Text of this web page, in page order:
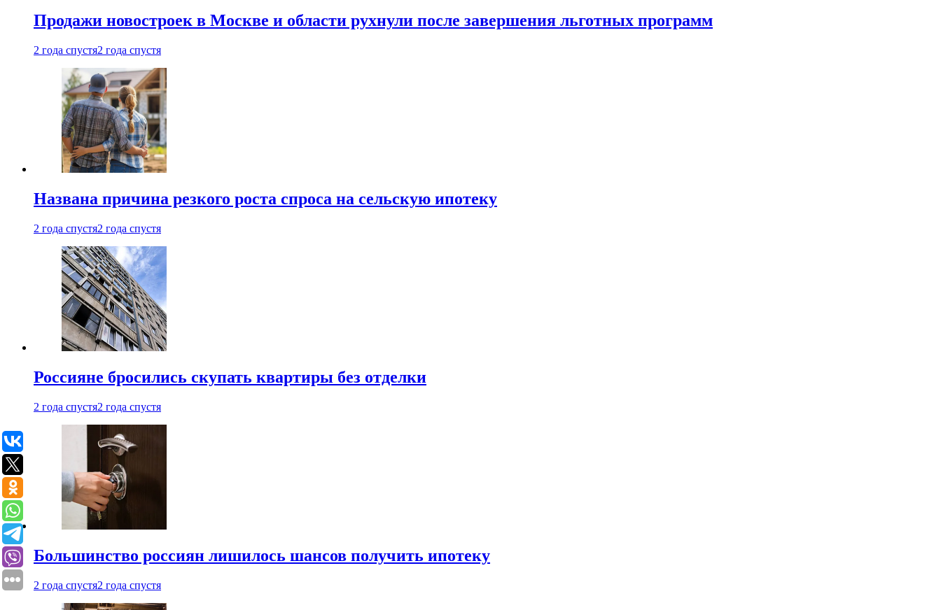
Продажи новостроек в Москве и области рухнули после завершения льготных программ
2 года спустя2 года спустя
Названа причина резкого роста спроса на сельскую ипотеку
2 года спустя2 года спустя
Россияне бросились скупать квартиры без отделки
2 года спустя2 года спустя
Большинство россиян лишилось шансов получить ипотеку
2 года спустя2 года спустя